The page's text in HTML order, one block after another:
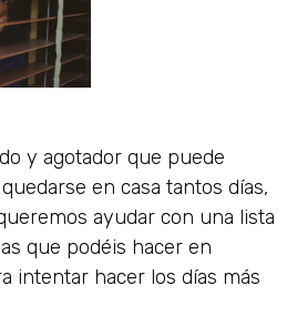
y agotador que puede
en casa tantos días,
ayudar con una lista
que podéis hacer en
intentar hacer los días más